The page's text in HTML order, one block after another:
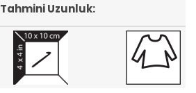
Tahmini Uzunluk: